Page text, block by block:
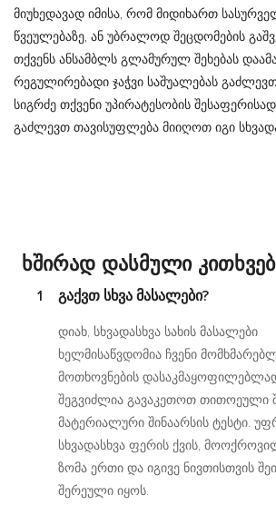
მიუხედავად იმისა, რომ მიდიხართ
წვეულებაზე, ან უბრალოდ შეცდომების
თქვენს ანსამბლს გლამურულ შეხებას
რეგულირებადი ჯაჭვი საშუალებას
სიგრძე თქვენი უპირატესობის
გაძლევთ თავისუფლება მიიღოთ იგი
Ხშირად Დასმული
1 Გაქვთ Სხვა Მასალები?
დიახ, სხვადასხვა სახის მასალები
ხელმისაწვდომია ჩვენი
მოთხოვნების
შეგვიძლია გავაკეთოთ თითოეული
მატერიალური შინაარსის ტესტი.
სხვადასხვა ფერის ქვის,
ზომა ერთი და იგივე ნივთისთვის
შერეული იყოს.